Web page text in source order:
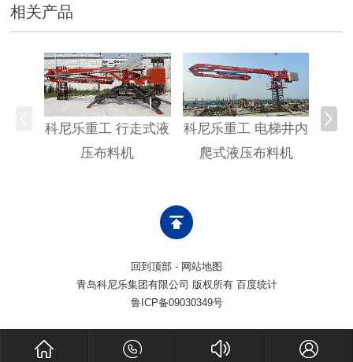
相关产品
科尼乐重工 行走式液
压布料机
科尼乐重工 电梯井内
爬式液压布料机
科尼
回到顶部 - 网站地图
青岛科尼乐集团有限公司 版权所有 百度统计
鲁ICP备09030349号